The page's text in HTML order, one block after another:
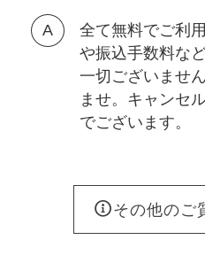
全て無料でご利
や振込手数料な
一切ございませ
ませ。キャンセ
でございます。
その他のご